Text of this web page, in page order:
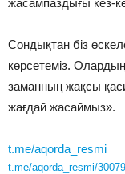
жасампаздығы кез-
Сондықтан біз
көрсетеміз.
заманның жақсы
жағдай жасаймыз».
t.me/aqorda_resmi
t.me/aqorda_resmi/30079